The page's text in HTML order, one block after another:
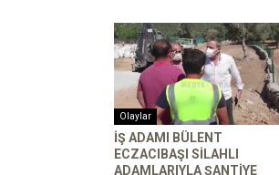
Olaylar
İŞ ADAMI BÜLENT
ECZACIBAŞI SİLAHLI
ADAMLARIYLA ŞANTİYE